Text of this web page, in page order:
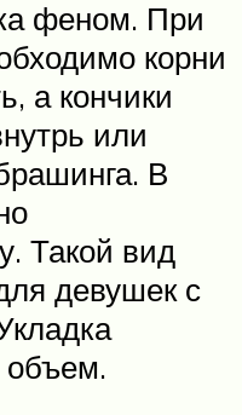
феном. При
корни
а кончики
или
В
Такой вид
девушек с